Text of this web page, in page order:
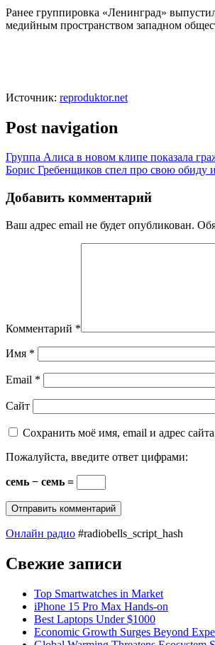
Ранее группировка «Ленинград»
медийным пространством западном
Источник: reproduktor.net
Post navigation
Группа Алиса в новом клипе показала
Борис Гребенщиков спел про свою обиду
Добавить комментарий
Ваш адрес email не будет опубликован.
Комментарий *
Имя *
Email *
Сайт
Сохранить моё имя, email и адрес
Пожалуйста, введите ответ цифрами:
семь − семь =
Онлайн радио #radiobells_script_hash
Свежие записи
Top Smartwatches in Market
iPhone 15 Pro Max Hands-on
Best Laptops Under $1000
Economic Growth Surges Beyond